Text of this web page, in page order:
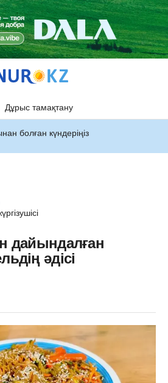
Дұрыс тамақтану
болған күндеріңіз
дайындалған
әдісі